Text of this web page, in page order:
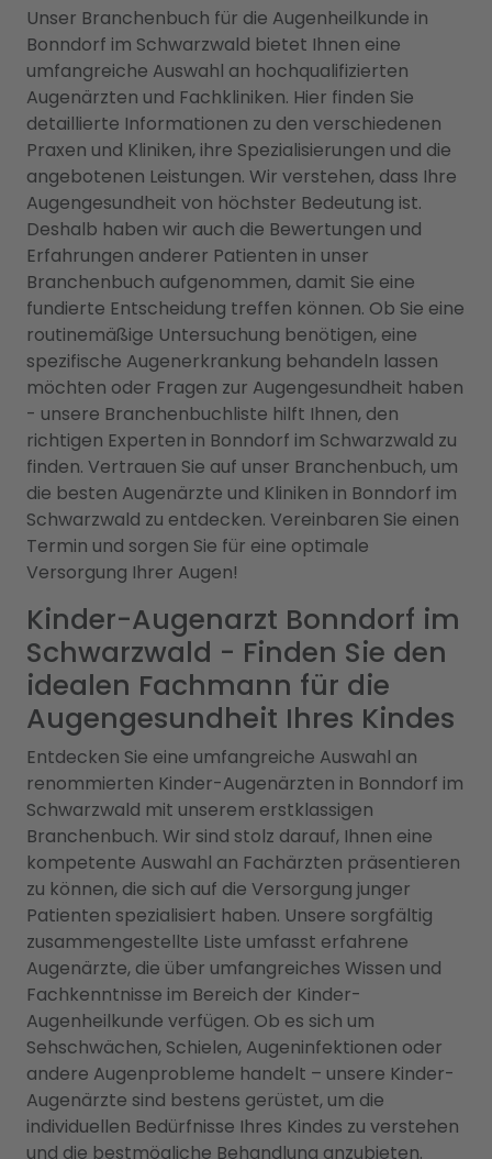
Unser Branchenbuch für die Augenheilkunde in
Bonndorf im Schwarzwald bietet Ihnen eine
umfangreiche Auswahl an hochqualifizierten
Augenärzten und Fachkliniken. Hier finden Sie
detaillierte Informationen zu den verschiedenen
Praxen und Kliniken, ihre Spezialisierungen und die
angebotenen Leistungen. Wir verstehen, dass Ihre
Augengesundheit von höchster Bedeutung ist.
Deshalb haben wir auch die Bewertungen und
Erfahrungen anderer Patienten in unser
Branchenbuch aufgenommen, damit Sie eine
fundierte Entscheidung treffen können. Ob Sie eine
routinemäßige Untersuchung benötigen, eine
spezifische Augenerkrankung behandeln lassen
möchten oder Fragen zur Augengesundheit haben
- unsere Branchenbuchliste hilft Ihnen, den
richtigen Experten in Bonndorf im Schwarzwald zu
finden. Vertrauen Sie auf unser Branchenbuch, um
die besten Augenärzte und Kliniken in Bonndorf im
Schwarzwald zu entdecken. Vereinbaren Sie einen
Termin und sorgen Sie für eine optimale
Versorgung Ihrer Augen!
Kinder-Augenarzt Bonndorf im
Schwarzwald - Finden Sie den
idealen Fachmann für die
Augengesundheit Ihres Kindes
Entdecken Sie eine umfangreiche Auswahl an
renommierten Kinder-Augenärzten in Bonndorf im
Schwarzwald mit unserem erstklassigen
Branchenbuch. Wir sind stolz darauf, Ihnen eine
kompetente Auswahl an Fachärzten präsentieren
zu können, die sich auf die Versorgung junger
Patienten spezialisiert haben. Unsere sorgfältig
zusammengestellte Liste umfasst erfahrene
Augenärzte, die über umfangreiches Wissen und
Fachkenntnisse im Bereich der Kinder-
Augenheilkunde verfügen. Ob es sich um
Sehschwächen, Schielen, Augeninfektionen oder
andere Augenprobleme handelt – unsere Kinder-
Augenärzte sind bestens gerüstet, um die
individuellen Bedürfnisse Ihres Kindes zu verstehen
und die bestmögliche Behandlung anzubieten.